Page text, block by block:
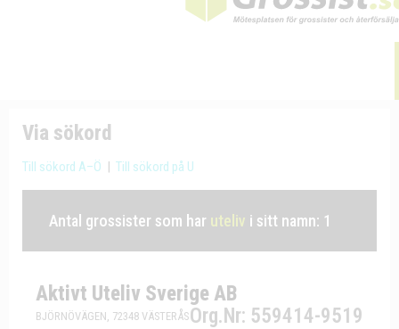
Via sökord
Till sökord A–Ö | Till sökord på U
Antal grossister som har uteliv i sitt namn: 1
Aktivt Uteliv Sverige AB
Org.Nr: 559414-9519
BJÖRNÖVÄGEN, 72348 VÄSTERÅS